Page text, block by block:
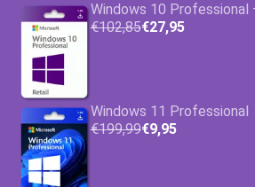
Windows 10 Professional
€102,85€27,95
Windows 11 Professional
€199,99€9,95